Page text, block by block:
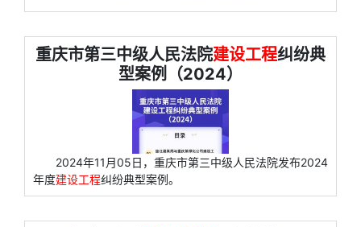
重庆市第三中级人民法院建设工程纠纷典
型案例（2024）
2024年11月05日，重庆市第三中级人民法院发布2024
年度建设工程纠纷典型案例。